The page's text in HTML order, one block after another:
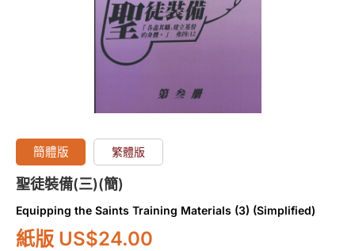
簡體版 繁體版
聖徒裝備(三)(簡)
Equipping the Saints Training Materials (3) (Simplified)
紙版 US$24.00